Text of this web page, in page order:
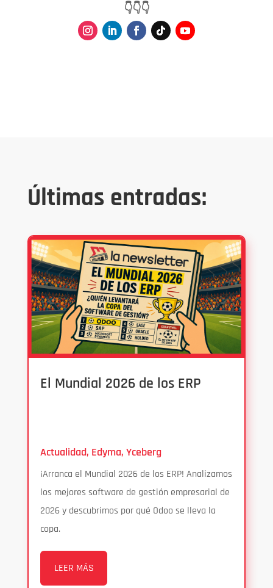
👇👇👇
Últimas entradas:
El Mundial 2026 de los ERP
Actualidad, Edyma, Yceberg
¡Arranca el Mundial 2026 de los ERP! Analizamos
los mejores software de gestión empresarial de
2026 y descubrimos por qué Odoo se lleva la
copa.
LEER MÁS